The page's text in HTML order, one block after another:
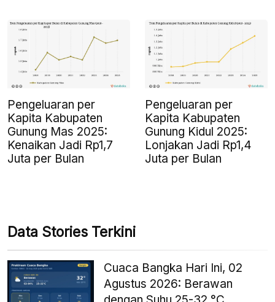
Pengeluaran per
Kapita Kabupaten
Gunung Mas 2025:
Kenaikan Jadi Rp1,7
Juta per Bulan
Pengeluaran per
Kapita Kabupaten
Gunung Kidul 2025:
Lonjakan Jadi Rp1,4
Juta per Bulan
Data Stories Terkini
Cuaca Bangka Hari Ini, 02
Agustus 2026: Berawan